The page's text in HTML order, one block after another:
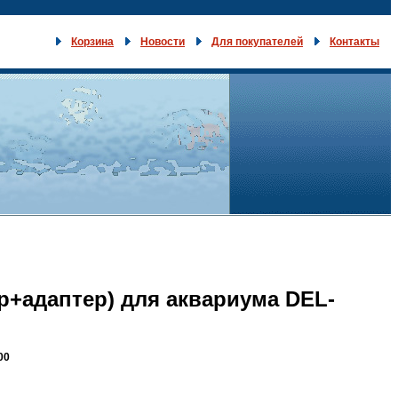
Корзина Новости Для покупателей Контакты
для аквариума DEL-